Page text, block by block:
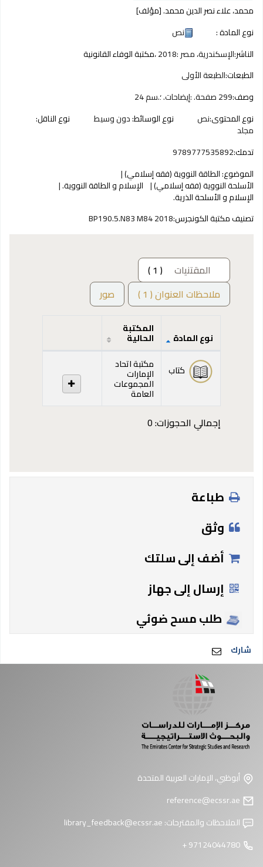
محمد، علاء نصر الدين محمد.‪‪‪‪‪[مؤلف]
نوع المادة :
نص
الناشر:الإسكندرية، مصر :‪‪‪‪‪2018
الطبعات:الطبعة الأولى
وصف:299 صفحة. :‪‪‪‪‪ إيضاحات. ؛‪‪‪‪‪ 24 سم.‪‪‪‪‪
نوع المحتوى:نص نوع الوسائط:دون وسيط نوع الناقل:
مجلد
تدمك:9789777535892
الموضوع:الطاقة النووية (فقه إسلامي)‪‪‪‪‪
الأسلحة النووية (فقه إسلامي)‪‪‪‪‪ الإسلام و الطاقة النووية.‪‪‪‪‪
الإسلام و الأسلحة الذرية.‪‪‪‪‪
تصنيف مكتبة الكونجرس:BP190.5.N83 M84 2018
المقتنيات
( 1 )
ملاحظات العنوان ( 1 )
صور
المقتنيات
نوع المادة
المكتبة
الحالية
كتاب مكتبة اتحاد
الإمارات
المجموعات
العامة
إجمالي الحجوزات: 0
طباعة
وثق
أضف إلى سلتك
إرسال إلى جهاز
طلب مسح ضوئي
شارك
أبوظبي، الإمارات العربية المتحدة
الملاحظات والمقترحات:library_feedback@ecssr.ae